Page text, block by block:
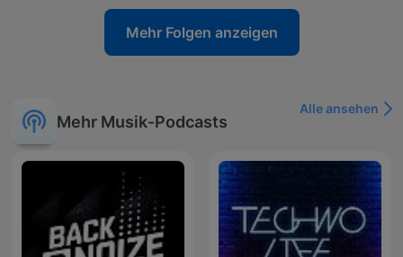
Mehr Folgen anzeigen
Mehr Musik-Podcasts
Alle ansehen